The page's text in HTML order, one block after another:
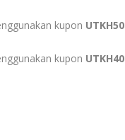
kupon UTKH50
kupon UTKH40